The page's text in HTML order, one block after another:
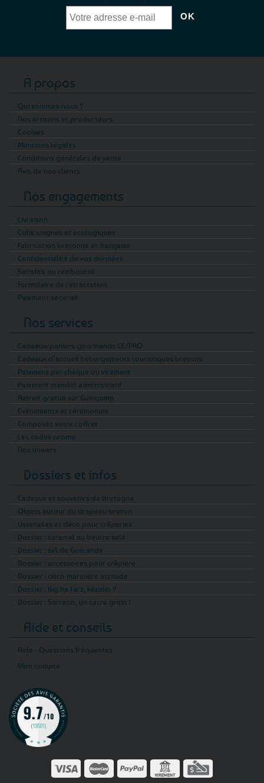
A propos
Qui sommes-nous ?
Nos artisans et producteurs
Cookies
Mentions légales
Conditions générales de vente
Avis de nos clients
Nos engagements
Livraison
Colis soignés et écologiques
Fabrication bretonne et française
Confidentialité de vos données
Satisfait ou remboursé
Formulaire de rétractation
Paiement sécurisé
Nos services
Cadeaux/paniers gourmands CE/PRO
Cadeaux d’accueil hébergements touristiques bretons
Paiement par chèque ou virement
Paiement mandat administratif
Retrait gratuit sur Guingamp
Evénements et cérémonies
Composez votre coffret
Les codes promo
Nos univers
Dossiers et infos
Cadeaux et souvenirs de Bretagne
Objets autour du drapeau breton
Ustensiles et déco pour crêperies
Dossier : caramel au beurre salé
Dossier : sel de Guérande
Dossier : accessoires pour crêpière
Dossier : déco marinière attitude
Dossier : Kig ha Farz, kézako ?
Dossier : Sarrasin, un sacré grain !
Aide et conseils
Aide - Questions fréquentes
Mon compte